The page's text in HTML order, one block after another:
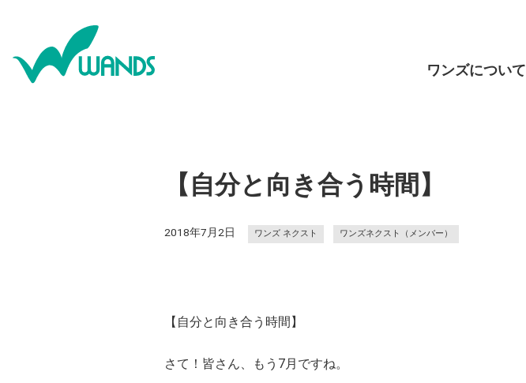
ワンズについて
【自分と向き合う時間】
2018年7月2日 ワンズ ネクスト ワンズネクスト（メンバー）
【自分と向き合う時間】
さて！皆さん、もう7月ですね。